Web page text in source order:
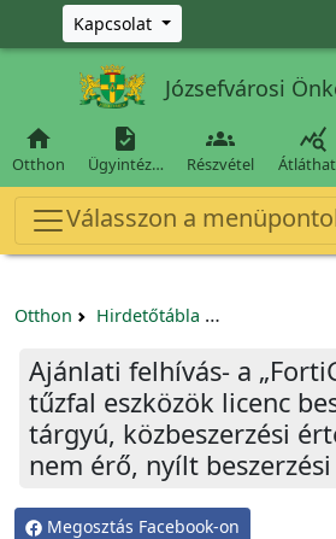
Ugrás a fő tartalomra
Kapcsolat
Józsefvárosi

Otthon

Ügyintéz…

Részvétel

Válasszon a
Otthon Hirdetőtábla
Ajánlati felhívás- a
tűzfal eszközök licenc
tárgyú, közbeszerzési
nem érő, nyílt
Megosztás Facebook-on